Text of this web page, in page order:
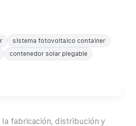
sistema fotovoltaico container
contenedor solar plegable
la fabricación, distribución y